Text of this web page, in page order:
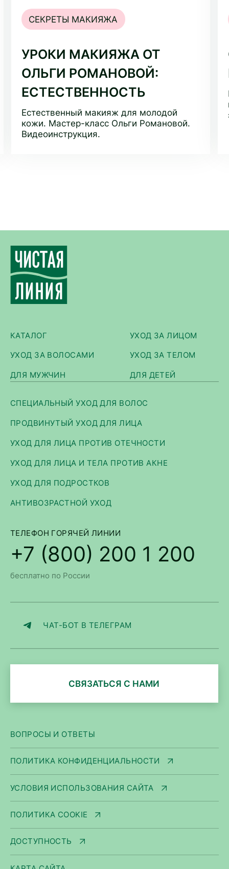
СЕКРЕТЫ МАКИЯЖА
УРОКИ МАКИЯЖА ОТ
ОЛЬГИ РОМАНОВОЙ:
ЕСТЕСТВЕННОСТЬ
Естественный макияж для молодой
кожи. Мастер-класс Ольги Романовой.
Видеоинструкция.
КАТАЛОГ УХОД ЗА ЛИЦОМ
УХОД ЗА ВОЛОСАМИ УХОД ЗА ТЕЛОМ
ДЛЯ МУЖЧИН ДЛЯ ДЕТЕЙ
СПЕЦИАЛЬНЫЙ УХОД ДЛЯ ВОЛОС
ПРОДВИНУТЫЙ УХОД ДЛЯ ЛИЦА
УХОД ДЛЯ ЛИЦА ПРОТИВ ОТЕЧНОСТИ
УХОД ДЛЯ ЛИЦА И ТЕЛА ПРОТИВ АКНЕ
УХОД ДЛЯ ПОДРОСТКОВ
АНТИВОЗРАСТНОЙ УХОД
ТЕЛЕФОН ГОРЯЧЕЙ ЛИНИИ
+7 (800) 200 1 200
бесплатно по России
ЧАТ-БОТ В ТЕЛЕГРАМ
СВЯЗАТЬСЯ С НАМИ
ВОПРОСЫ И ОТВЕТЫ
ПОЛИТИКА КОНФИДЕНЦИАЛЬНОСТИ
УСЛОВИЯ ИСПОЛЬЗОВАНИЯ САЙТА
ПОЛИТИКА COOKIE
ДОСТУПНОСТЬ